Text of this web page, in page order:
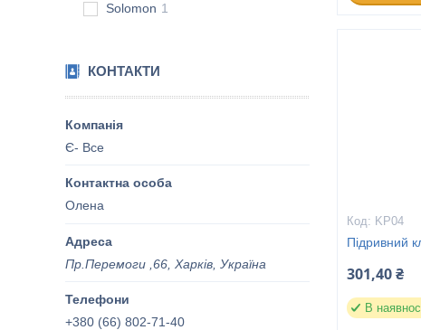
Solomon 1
КОНТАКТИ
Є- Все
Олена
Пр.Перемоги ,66, Харків, Україна
+380 (66) 802-71-40
KP04
Підривний
301,40 ₴
В